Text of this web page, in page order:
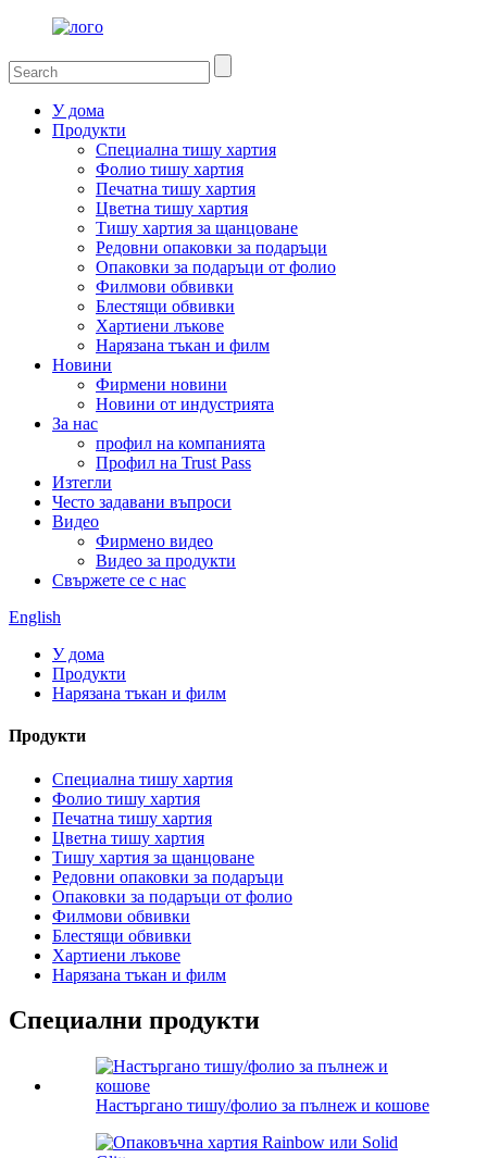
У дома
Продукти
Специална тишу хартия
Фолио тишу хартия
Печатна тишу хартия
Цветна тишу хартия
Тишу хартия за щанцоване
Редовни опаковки за подаръци
Опаковки за подаръци от фолио
Филмови обвивки
Блестящи обвивки
Хартиени лъкове
Нарязана тъкан и филм
Новини
Фирмени новини
Новини от индустрията
За нас
профил на компанията
Профил на Trust Pass
Изтегли
Често задавани въпроси
Видео
Фирмено видео
Видео за продукти
Свържете се с нас
English
У дома
Продукти
Нарязана тъкан и филм
Продукти
Специална тишу хартия
Фолио тишу хартия
Печатна тишу хартия
Цветна тишу хартия
Тишу хартия за щанцоване
Редовни опаковки за подаръци
Опаковки за подаръци от фолио
Филмови обвивки
Блестящи обвивки
Хартиени лъкове
Нарязана тъкан и филм
Специални продукти
Настъргано тишу/фолио за пълнеж и кошове